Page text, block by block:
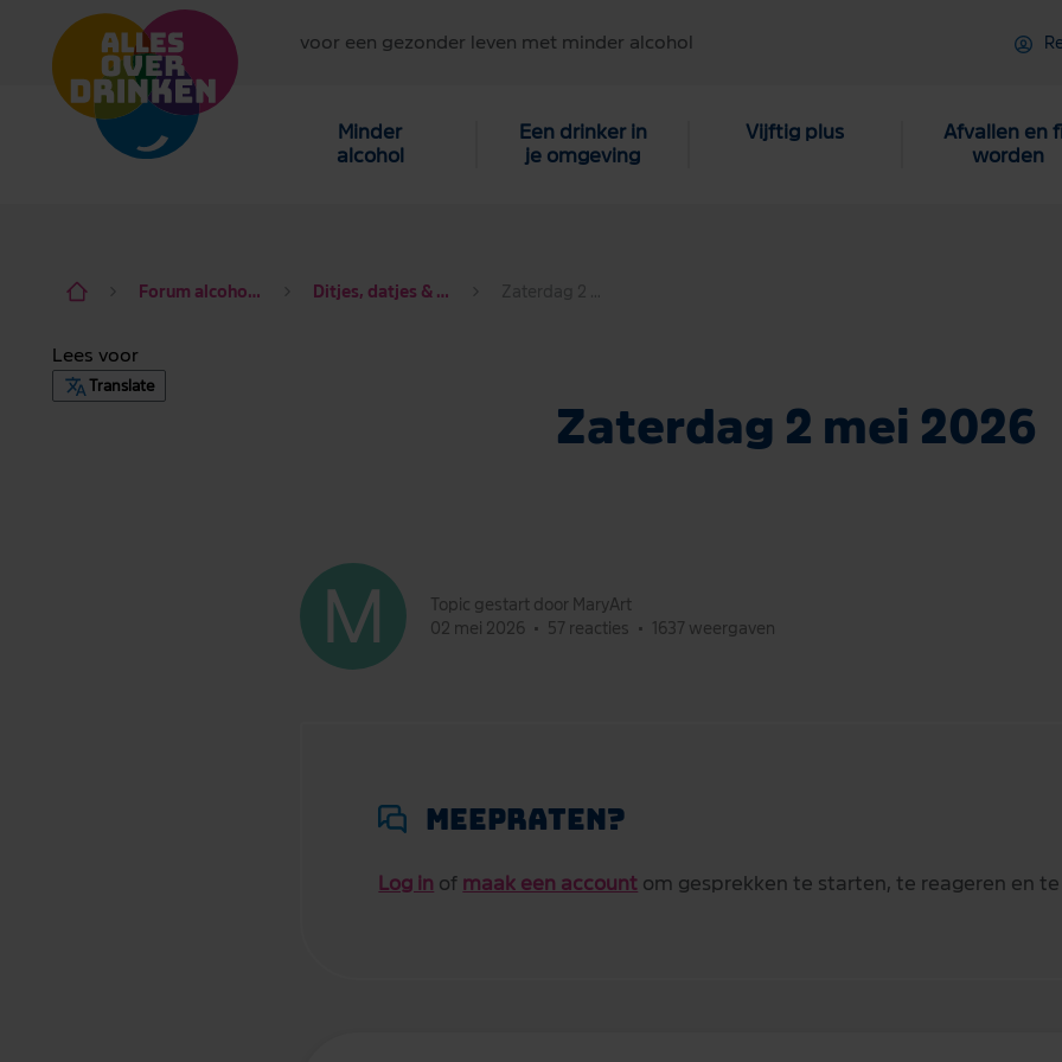
voor een gezonder leven met minder alcohol
Minder
alcohol
Een drinker in
je omgeving
Vijftig plus
Afvallen en
worden
Forum alcohol de baas Ditjes, datjes & dagdraad
Lees voor
Translate
Zaterdag 2 mei 2026
Topic gestart door MaryArt
02 mei 2026
• 57 reacties • 1637 weergaven
Meepraten?
Log in of maak een account om gesprekken te starten, te reageren en